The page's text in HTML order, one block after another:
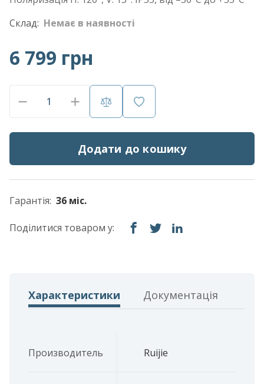
Склад: Немає в наявності
6 799 грн
Додати до кошику
Гарантія: 36 міс.
Поділитися товаром у:
Характеристики Документація
Производитель Ruijie